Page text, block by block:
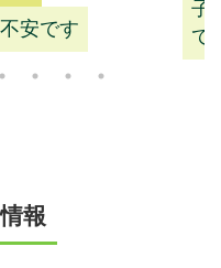
安です
子
て
報